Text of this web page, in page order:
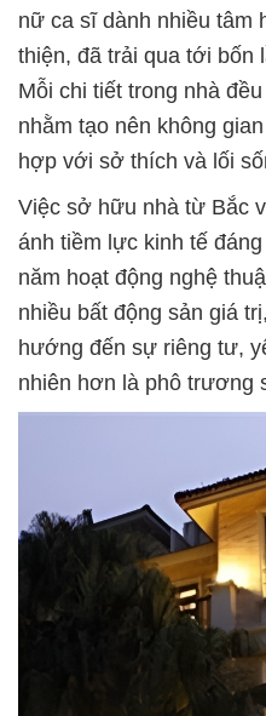
nữ ca sĩ dành nhiều tâm
thiện, đã trải qua tới bốn
Mỗi chi tiết trong nhà
nhằm tạo nên không
hợp với sở thích và lối
Việc sở hữu nhà từ Bắc
ánh tiềm lực kinh tế
năm hoạt động nghệ
nhiều bất động sản giá
hướng đến sự riêng tư,
nhiên hơn là phô trương